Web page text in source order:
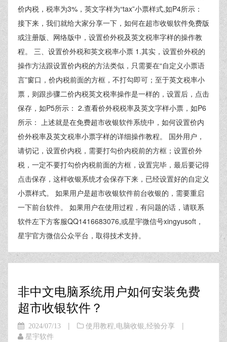
价内税，税率为3%，英文字样为“tax”小票样式,如P4所示：
接下来，我们就给大家分享一下，如何在超市收银软件免费版
或注册版、网络版中，设置价外税及英文税率字样的操作教
程。 三、设置价外税和英文税率小票 1.其实，设置价外税的
操作方法跟设置价内税的方法类似，只需要在“自定义小票语
言”窗口，价内税前面的方框，不打勾即可；至于英文税率小
票，则跟步骤二价内税英文税率操作是一样的，设置后，点击
保存，如P5所示： 2.查看价外税税率及英文字样小票，如P6
所示： 上述就是在免费超市收银软件系统中，如何设置价内
价外税率及英文税率小票字样的详细操作教程。 国外用户，
请切记，设置价内税，需要打勾价内税前的方框；设置价外
税，一定不要打勾价内税前面的方框，设置完毕，最后要记得
点击保存，这样收银系统才会保存下来，已经设置好的自定义
小票样式。 如果用户是超市收银软件前台收银的，需要重启
一下前台软件。 如果用户在使用过程，有问题的话，请联系
软件左下方客服QQ1416683076,或星宇微信号xingyusoft，
星宇官方微信公众平台，取得技术支持。
非中文电脑系统用户如何安装免费
超市收银软件？
2024/07/13 | 使用教程 电脑收银 经验分享 |
星宇软件